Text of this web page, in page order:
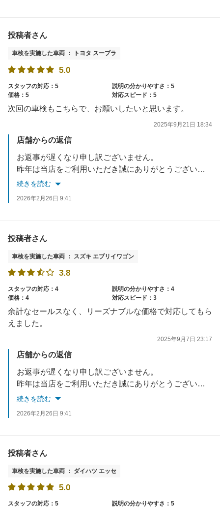
投稿者さん
車検を実施した車両 ： トヨタ スープラ
5.0
スタッフの対応：5
説明の分かりやすさ：5
価格：5
対応スピード：5
次回の車検もこちらで、お願いしたいと思います。
2025年9月21日 18:34
店舗からの返信
お返事が遅くなり申し訳ございません。
昨年は当店をご利用いただき誠にありがとうございます。
車検で当店の対応にご満足いただけましたこと、大変嬉しく思っております。
続きを読む
2026年2月26日 9:41
投稿者さん
車検を実施した車両 ： スズキ エブリイワゴン
3.8
スタッフの対応：4
説明の分かりやすさ：4
価格：4
対応スピード：3
余計なセールスなく、リーズナブルな価格で対応してもら
えました。
2025年9月7日 23:17
店舗からの返信
お返事が遅くなり申し訳ございません。
昨年は当店をご利用いただき誠にありがとうございます。
車検で当店の対応にご満足いただけましたこと、大変嬉しく思っております。
続きを読む
2026年2月26日 9:41
投稿者さん
車検を実施した車両 ： ダイハツ エッセ
5.0
スタッフの対応：5 説明の分かりやすさ：5